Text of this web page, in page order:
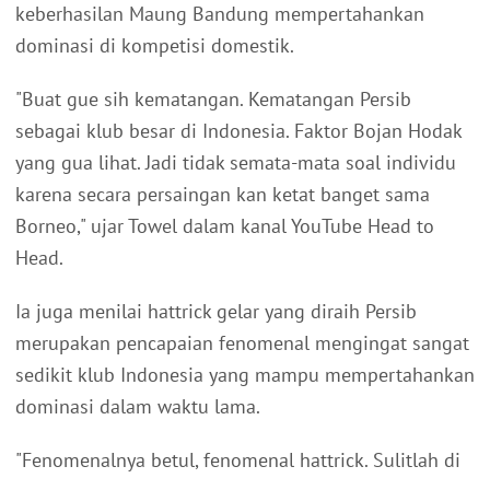
keberhasilan Maung Bandung mempertahankan
dominasi di kompetisi domestik.
"Buat gue sih kematangan. Kematangan Persib
sebagai klub besar di Indonesia. Faktor Bojan Hodak
yang gua lihat. Jadi tidak semata-mata soal individu
karena secara persaingan kan ketat banget sama
Borneo," ujar Towel dalam kanal YouTube Head to
Head.
Ia juga menilai hattrick gelar yang diraih Persib
merupakan pencapaian fenomenal mengingat sangat
sedikit klub Indonesia yang mampu mempertahankan
dominasi dalam waktu lama.
"Fenomenalnya betul, fenomenal hattrick. Sulitlah di